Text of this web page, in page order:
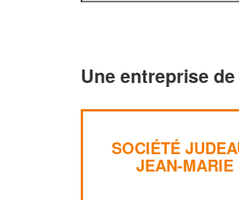
Une entreprise
SOCIÉTÉ
JEAN-MARIE